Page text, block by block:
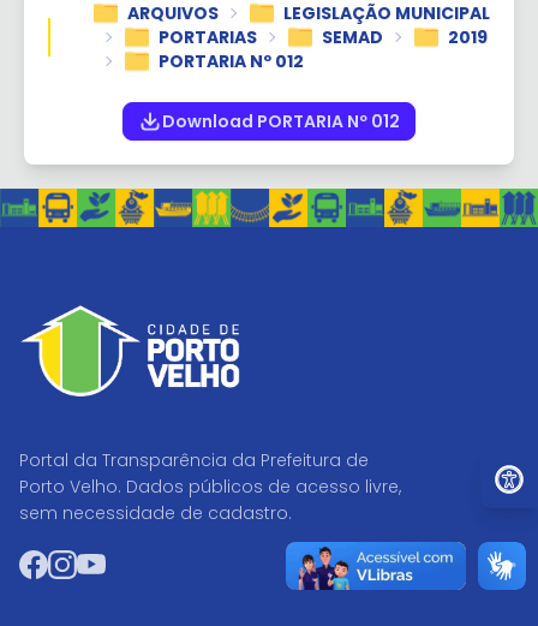
ARQUIVOS
LEGISLAÇÃO MUNICIPAL
PORTARIAS
SEMAD
2019
PORTARIA Nº 012
Download PORTARIA Nº 012
Portal da Transparência da Prefeitura de
Porto Velho. Dados públicos de acesso livre,
sem necessidade de cadastro.
Facebook
Instagram
YouTube
Ir